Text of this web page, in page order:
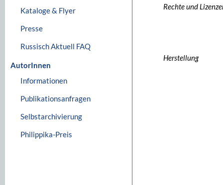
Kataloge & Flyer
Presse
Russisch Aktuell FAQ
AutorInnen
Informationen
Publikationsanfragen
Selbstarchivierung
Philippika-Preis
Rechte und
Herstellung